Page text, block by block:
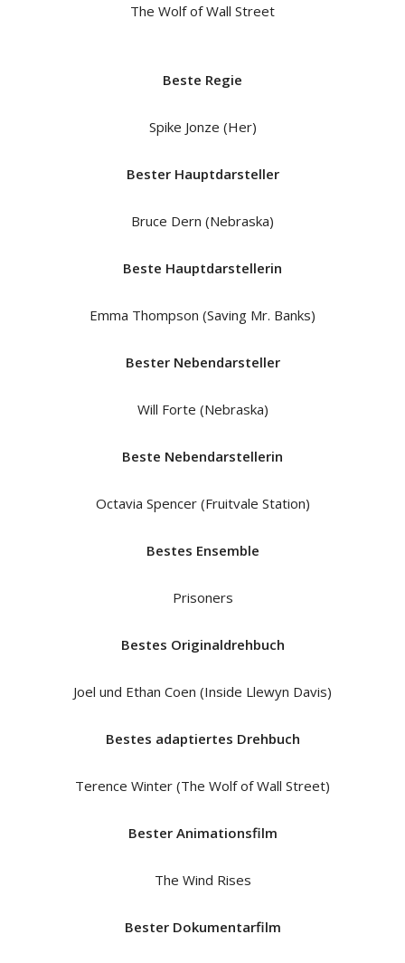
The Wolf of Wall Street
Beste Regie
Spike Jonze (Her)
Bester Hauptdarsteller
Bruce Dern (Nebraska)
Beste Hauptdarstellerin
Emma Thompson (Saving Mr. Banks)
Bester Nebendarsteller
Will Forte (Nebraska)
Beste Nebendarstellerin
Octavia Spencer (Fruitvale Station)
Bestes Ensemble
Prisoners
Bestes Originaldrehbuch
Joel und Ethan Coen (Inside Llewyn Davis)
Bestes adaptiertes Drehbuch
Terence Winter (The Wolf of Wall Street)
Bester Animationsfilm
The Wind Rises
Bester Dokumentarfilm